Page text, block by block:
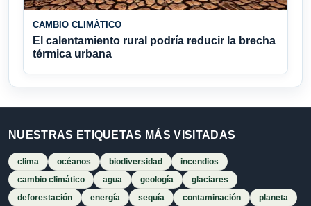
CAMBIO CLIMÁTICO
El calentamiento rural podría reducir la brecha
térmica urbana
NUESTRAS ETIQUETAS MÁS VISITADAS
clima océanos biodiversidad
incendios
cambio climático
agua geología
glaciares
deforestación
energía sequía contaminación
planeta